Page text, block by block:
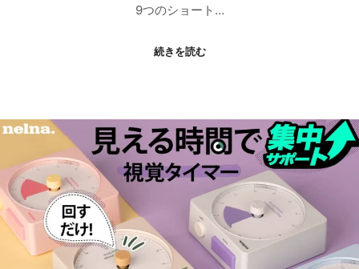
9つのショート…
続きを読む